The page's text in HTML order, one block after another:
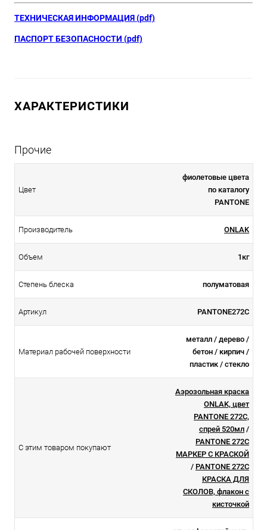
ТЕХНИЧЕСКАЯ ИНФОРМАЦИЯ (pdf)
ПАСПОРТ БЕЗОПАСНОСТИ (pdf)
ХАРАКТЕРИСТИКИ
Прочие
Цвет
фиолетовые цвета
по каталогу
PANTONE
Производитель ONLAK
Объем 1кг
Степень блеска полуматовая
Артикул PANTONE272C
Материал рабочей поверхности
металл / дерево /
бетон / кирпич /
пластик / стекло
С этим товаром покупают
Аэрозольная краска
ONLAK, цвет
PANTONE 272C,
спрей 520мл /
PANTONE 272C
МАРКЕР С КРАСКОЙ
/ PANTONE 272C
КРАСКА ДЛЯ
СКОЛОВ, флакон с
кисточкой